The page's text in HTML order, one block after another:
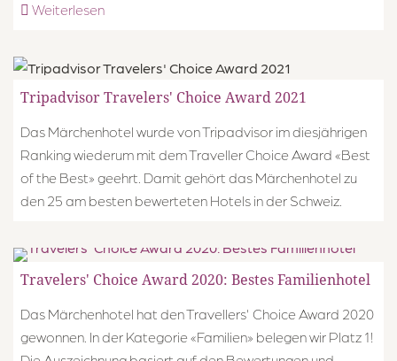
Weiterlesen
Tripadvisor Travelers' Choice Award 2021
Das Märchenhotel wurde von Tripadvisor im diesjährigen
Ranking wiederum mit dem Traveller Choice Award «Best
of the Best» geehrt. Damit gehört das Märchenhotel zu
den 25 am besten bewerteten Hotels in der Schweiz.
Travelers' Choice Award 2020: Bestes Familienhotel
Das Märchenhotel hat den Travellers' Choice Award 2020
gewonnen. In der Kategorie «Familien» belegen wir Platz 1!